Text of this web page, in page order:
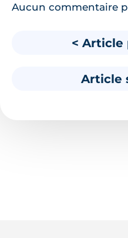
Aucun commentaire
< Article
Article